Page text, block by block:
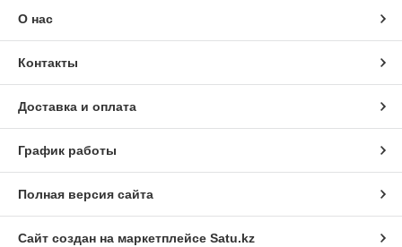
О нас
Контакты
Доставка и оплата
График работы
Полная версия сайта
Сайт создан на маркетплейсе Satu.kz